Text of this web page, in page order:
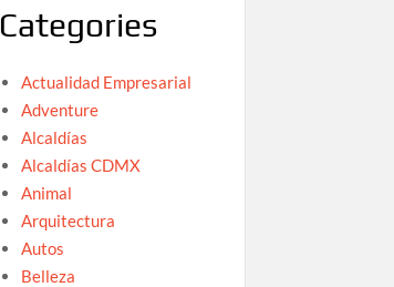
Categories
Actualidad Empresarial
Adventure
Alcaldías
Alcaldías CDMX
Animal
Arquitectura
Autos
Belleza